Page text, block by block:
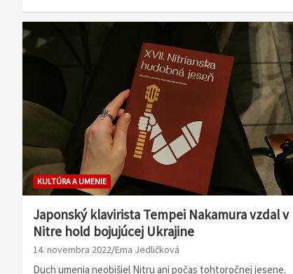
KULTÚRA A UMENIE
Japonský klavirista Tempei Nakamura vzdal v
Nitre hold bojujúcej Ukrajine
14. novembra 2022 Ema Jedličková
Duch umenia neobišiel Nitru ani počas tohtoročnej jesene.